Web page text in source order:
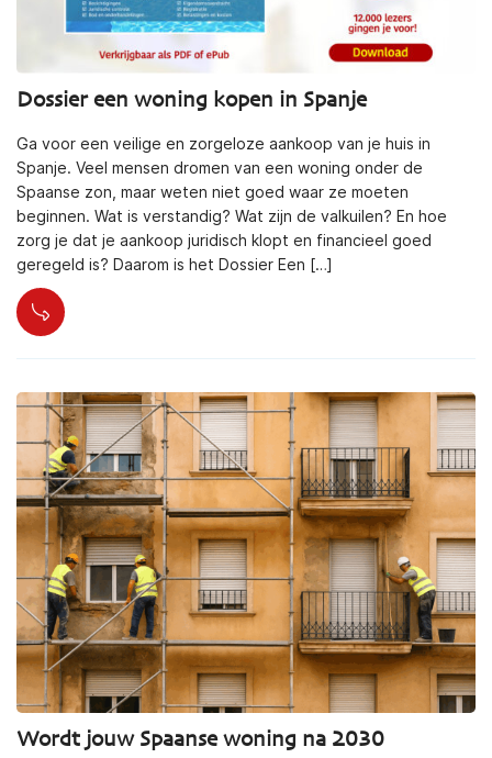
Dossier een woning kopen in Spanje
Ga voor een veilige en zorgeloze aankoop van je huis in
Spanje. Veel mensen dromen van een woning onder de
Spaanse zon, maar weten niet goed waar ze moeten
beginnen. Wat is verstandig? Wat zijn de valkuilen? En hoe
zorg je dat je aankoop juridisch klopt en financieel goed
geregeld is? Daarom is het Dossier Een […]
Wordt jouw Spaanse woning na 2030